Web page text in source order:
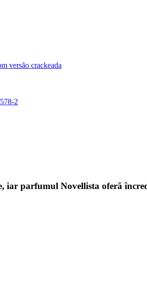
versão crackeada
2
iar parfumul Novellista oferă